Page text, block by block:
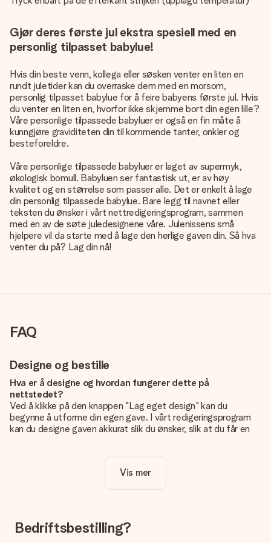
Gjør deres første jul ekstra spesiell med en
personlig tilpasset babylue!
Hvis din beste venn, kollega eller søsken venter en liten en
rundt juletider kan du overraske dem med en morsom,
personlig tilpasset babylue for å feire babyens første jul. Hvis
du venter en liten en, hvorfor ikke skjemme bort din egen lille?
Våre personlige tilpassede babyluer er også en fin måte å
kunngjøre graviditeten din til kommende tanter, onkler og
besteforeldre.
Våre personlige tilpassede babyluer er laget av supermyk,
økologisk bomull. Babyluen ser fantastisk ut, er av høy
kvalitet og en størrelse som passer alle. Det er enkelt å lage
din personlig tilpassede babylue. Bare legg til navnet eller
teksten du ønsker i vårt nettredigeringsprogram, sammen
med en av de søte juledesignene våre. Julenissens små
hjelpere vil da starte med å lage den herlige gaven din. Så hva
venter du på? Lag din nå!
FAQ
Designe og bestille
Hva er å designe og hvordan fungerer dette på
nettstedet?
Ved å klikke på den knappen "Lag eget design" kan du
begynne å utforme din egen gave. I vårt redigeringsprogram
kan du designe gaven akkurat slik du ønsker, slik at du får en
å gjøre gaven din helt unik.
Er eget design inkludert i prisen?
Hvordan vet jeg om bildt mitt er av riktig kvalitet?
Vis mer
Bedriftsbestilling?